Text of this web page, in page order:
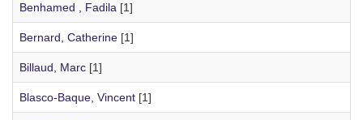
Benhamed , Fadila [1]
Bernard, Catherine [1]
Billaud, Marc [1]
Blasco-Baque, Vincent [1]